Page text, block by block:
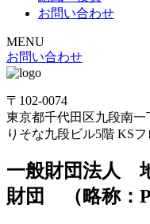
お問い合わせ
MENU
お問い合わせ
〒102-0074
東京都千代田区九段南一
りそな九段ビル5階 KSフ
一般財団法人
財団 （略称：